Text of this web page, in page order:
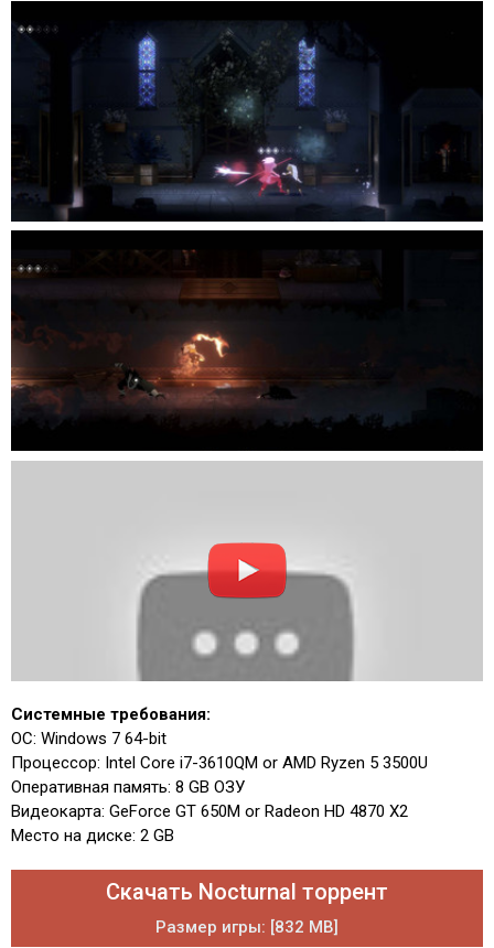
Системные требования:
ОС: Windows 7 64-bit
Процессор: Intel Core i7-3610QM or AMD Ryzen 5 3500U
Оперативная память: 8 GB ОЗУ
Видеокарта: GeForce GT 650M or Radeon HD 4870 X2
Место на диске: 2 GB
Скачать Nocturnal торрент
Размер игры: [832 MB]